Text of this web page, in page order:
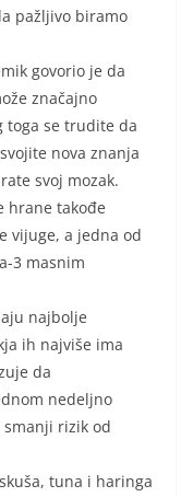
pažljivo biramo
govorio je da
značajno
toga se trudite da
nova znanja
svoj mozak.
hrane takođe
vijuge, a jedna od
3 masnim
najbolje
ih najviše ima
da
nedeljno
smanji rizik od
tuna i haringa